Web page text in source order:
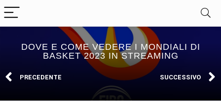
DOVE E COME VEDERE I MONDIALI DI
BASKET 2023 IN STREAMING
PRECEDENTE SUCCESSIVO